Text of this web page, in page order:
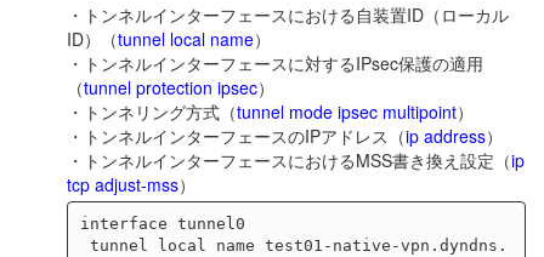
・トンネルインターフェースにおける自装置ID（ローカル
ID）（tunnel local name）
・トンネルインターフェースに対するIPsec保護の適用
（tunnel protection ipsec）
・トンネリング方式（tunnel mode ipsec multipoint）
・トンネルインターフェースのIPアドレス（ip address）
・トンネルインターフェースにおけるMSS書き換え設定（ip
tcp adjust-mss）
interface tunnel0